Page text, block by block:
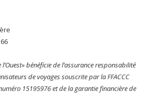
bénéficie de l’assurance responsabilité
de voyages souscrite par la FFACCC
15195976 et de la garantie financière de